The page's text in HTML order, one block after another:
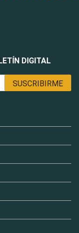
DIGITAL